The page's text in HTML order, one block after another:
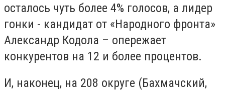
осталось чуть более 4% голосов, а лидер
гонки - кандидат от «Народного фронта»
Александр Кодола – опережает
конкурентов на 12 и более процентов.
И, наконец, на 208 округе (Бахмачский,